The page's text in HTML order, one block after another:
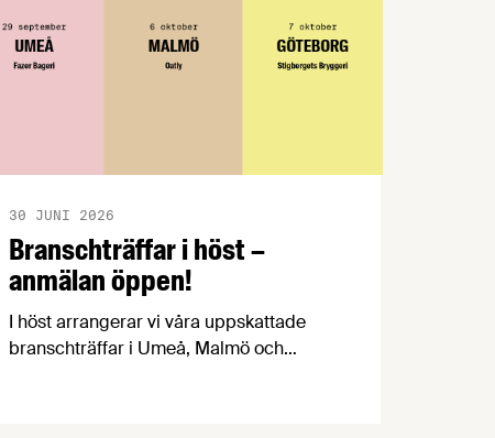
Branschträffar i höst –
anmälan öppen!
30 JUNI 2026
I höst arrangerar vi våra uppskattade
branschträffar i Umeå, Malmö och